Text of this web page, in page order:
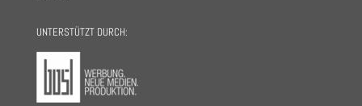
UNTERSTÜTZT DURCH: